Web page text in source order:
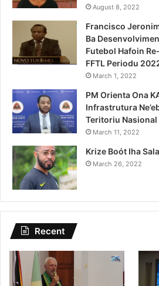
August 8, 2022
Francisco
Ba
Futebol Hafoin
FFTL Periodu
March 1, 2022
PM Orienta Ona
Infrastrutura
Teritoriu Nasional
March 11, 2022
Krize Boót Iha
March 26, 2022
Recent